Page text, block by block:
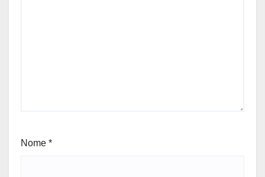
Nome *